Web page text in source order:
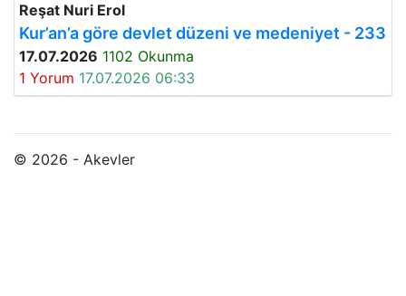
Reşat Nuri Erol
Kur’an’a göre devlet düzeni ve medeniyet - 233
17.07.2026 1102 Okunma
1 Yorum 17.07.2026 06:33
© 2026 - Akevler